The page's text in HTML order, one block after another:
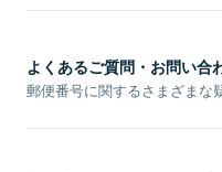
よくあるご質問・お問い合
郵便番号に関するさまざまな